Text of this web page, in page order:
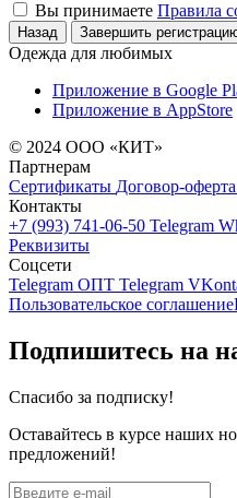
Вы принимаете Правила
Назад Завершить
Одежда для любимых
Приложение в Google
Приложение в AppStore
© 2024 ООО «КИТ»
Партнерам
Сертификаты Договор-оферта
Контакты
+7 (993) 741-06-50 Telegram
Реквизиты
Соцсети
Telegram ОПТ Telegram
Пользовательское соглашение
Подпишитесь на
Спасибо за подписку!
Оставайтесь в курсе наших
предложений!